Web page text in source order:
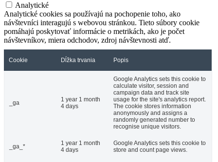
Analytické
Analytické cookies sa používajú na pochopenie toho, ako
návštevníci interagujú s webovou stránkou. Tieto súbory cookie
pomáhajú poskytovať informácie o metrikách, ako je počet
návštevníkov, miera odchodov, zdroj návštevnosti atď.
Cookie Dĺžka trvania Popis
_ga
1 year 1 month
4 days
Google Analytics sets this cookie to
calculate visitor, session and
campaign data and track site
usage for the site's analytics report.
The cookie stores information
anonymously and assigns a
randomly generated number to
recognise unique visitors.
_ga_*
1 year 1 month
4 days
Google Analytics sets this cookie to
store and count page views.